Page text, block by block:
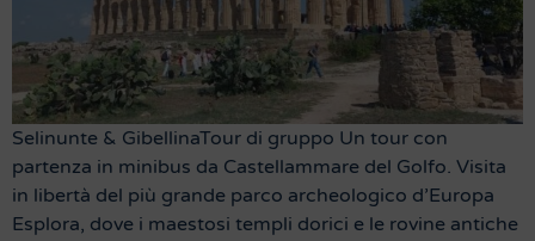
Selinunte & GibellinaTour di gruppo Un tour con
partenza in minibus da Castellammare del Golfo. Visita
in libertà del più grande parco archeologico d’Europa
Esplora, dove i maestosi templi dorici e le rovine antiche